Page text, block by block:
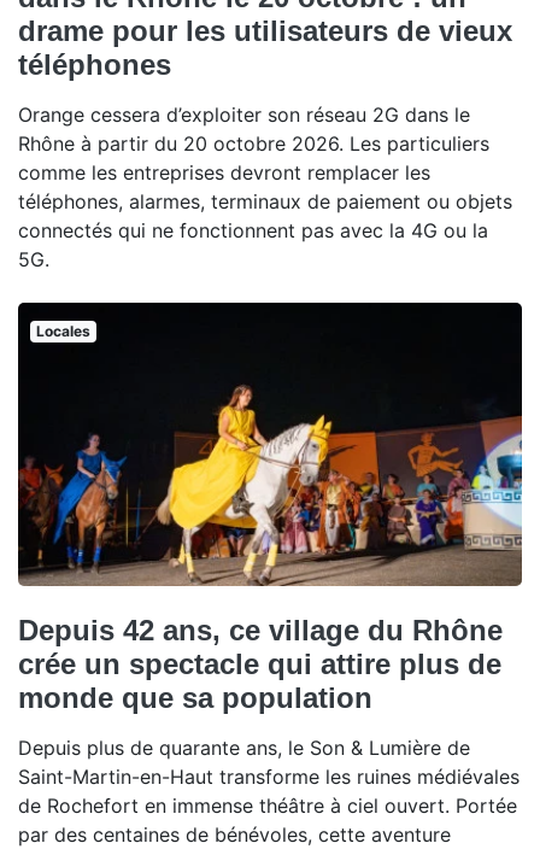
drame pour les utilisateurs de vieux
téléphones
Orange cessera d’exploiter son réseau 2G dans le
Rhône à partir du 20 octobre 2026. Les particuliers
comme les entreprises devront remplacer les
téléphones, alarmes, terminaux de paiement ou objets
connectés qui ne fonctionnent pas avec la 4G ou la
5G.
Locales
Depuis 42 ans, ce village du Rhône
crée un spectacle qui attire plus de
monde que sa population
Depuis plus de quarante ans, le Son & Lumière de
Saint-Martin-en-Haut transforme les ruines médiévales
de Rochefort en immense théâtre à ciel ouvert. Portée
par des centaines de bénévoles, cette aventure